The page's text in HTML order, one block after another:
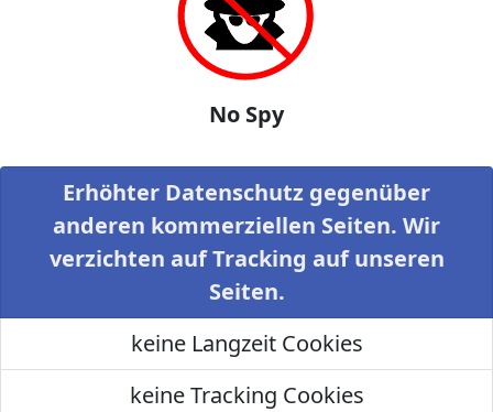
No Spy
Erhöhter Datenschutz gegenüber
anderen kommerziellen Seiten. Wir
verzichten auf Tracking auf unseren
Seiten.
keine Langzeit Cookies
keine Tracking Cookies